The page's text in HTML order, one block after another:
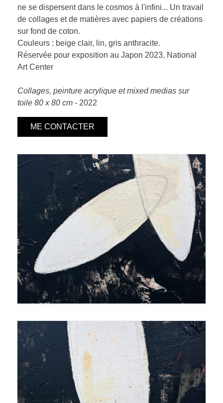
ne se dispersent dans le cosmos à l'infini... Un travail
de collages et de matières avec papiers de créations
sur fond de coton.
Couleurs : beige clair, lin, gris anthracite.
Réservée pour exposition au Japon 2023, National
Art Center
Collages, peinture acrylique et mixed medias sur
toile 80 x 80 cm - 2022
ME CONTACTER